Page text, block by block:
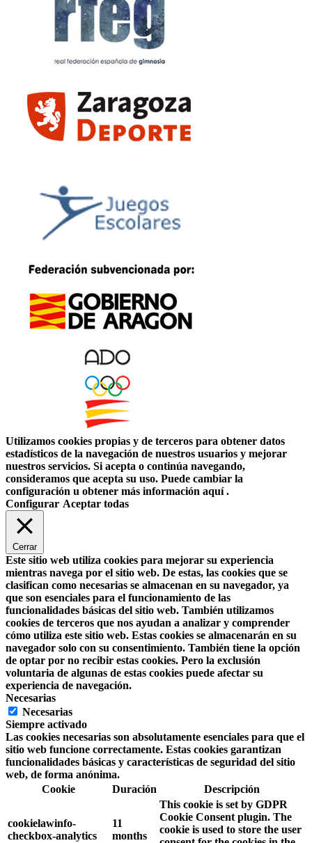
Utilizamos cookies propias y de terceros para obtener datos
estadísticos de la navegación de nuestros usuarios y mejorar
nuestros servicios. Si acepta o continúa navegando,
consideramos que acepta su uso. Puede cambiar la
configuración u obtener más información aquí .
Configurar Aceptar todas
Cerrar
Este sitio web utiliza cookies para mejorar su experiencia
mientras navega por el sitio web. De estas, las cookies que se
clasifican como necesarias se almacenan en su navegador, ya
que son esenciales para el funcionamiento de las
funcionalidades básicas del sitio web. También utilizamos
cookies de terceros que nos ayudan a analizar y comprender
cómo utiliza este sitio web. Estas cookies se almacenarán en su
navegador solo con su consentimiento. También tiene la opción
de optar por no recibir estas cookies. Pero la exclusión
voluntaria de algunas de estas cookies puede afectar su
experiencia de navegación.
Necesarias
Necesarias
Siempre activado
Las cookies necesarias son absolutamente esenciales para que el
sitio web funcione correctamente. Estas cookies garantizan
funcionalidades básicas y características de seguridad del sitio
web, de forma anónima.
Cookie
Duración Descripción
cookielawinfo-
checkbox-analytics
11
months
This cookie is set by GDPR
Cookie Consent plugin. The
cookie is used to store the user